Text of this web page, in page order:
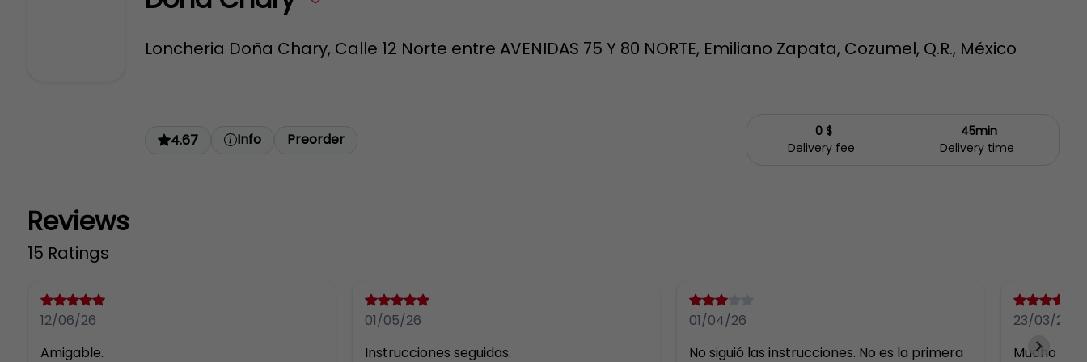
Loncheria Doña Chary, Calle 12 Norte entre AVENIDAS 75 Y 80 NORTE, Emiliano Zapata, Cozumel, Q.R., México
4.67 Info Preorder
0 $
Delivery fee
45min
Delivery time
Reviews
15 Ratings
12/06/26
Amigable.
01/05/26
Instrucciones seguidas.
01/04/26
No siguió las instrucciones. No es la primera
23/03/26
Mucho